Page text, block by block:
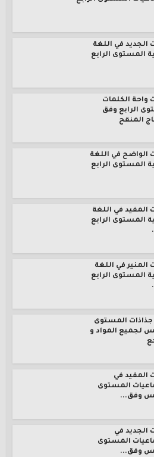
الجديد في اللغة
المستوى الرابع
واحة الكلمات
الرابع وفق
المنقح
الواضح في اللغة
المستوى الرابع
المفيد في اللغة
المستوى الرابع
المنير في اللغة
المستوى الرابع
المستوى
لجميع المواد و
المفيد في
المستوى
وفق...
الجديد في
المستوى
وفق...